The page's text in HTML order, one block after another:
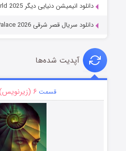
دانلود انیمیشن دنیایی دیگر Another World 2025
دانلود سریال قصر شرقی The East Palace 2026
آپدیت شده‌ها
قسمت ۶ (زیرنویس)